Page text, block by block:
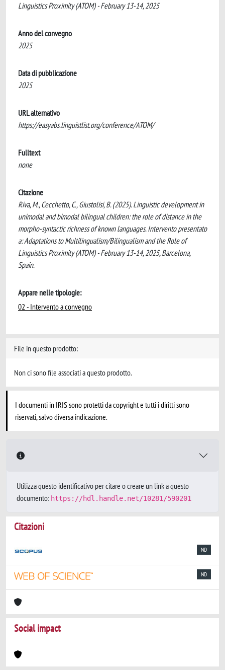
Linguistics Proximity (ATOM) - February 13-14, 2025
Anno del convegno
2025
Data di pubblicazione
2025
URL alternativo
https://easyabs.linguistlist.org/conference/ATOM/
Fulltext
none
Citazione
Riva, M., Cecchetto, C., Giustolisi, B. (2025). Linguistic development in
unimodal and bimodal bilingual children: the role of distance in the
morpho-syntactic richness of known languages. Intervento presentato
a: Adaptations to Multilingualism/Bilingualism and the Role of
Linguistics Proximity (ATOM) - February 13-14, 2025, Barcelona,
Spain.
Appare nelle tipologie:
02 - Intervento a convegno
File in questo prodotto:
Non ci sono file associati a questo prodotto.
I documenti in IRIS sono protetti da copyright e tutti i diritti sono
riservati, salvo diversa indicazione.
Utilizza questo identificativo per citare o creare un link a questo
documento: https://hdl.handle.net/10281/590201
Citazioni
ND
ND
Social impact